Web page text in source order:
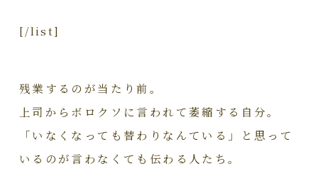
[/list]
残業するのが当たり前。
上司からボロクソに言われて萎縮する自分。
「いなくなっても替わりなんている」と思って
いるのが言わなくても伝わる人たち。